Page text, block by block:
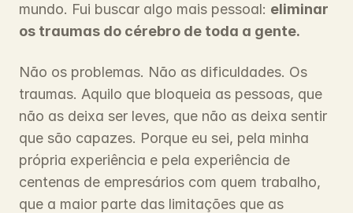
mundo. Fui buscar algo mais pessoal: eliminar
os traumas do cérebro de toda a gente.
Não os problemas. Não as dificuldades. Os
traumas. Aquilo que bloqueia as pessoas, que
não as deixa ser leves, que não as deixa sentir
que são capazes. Porque eu sei, pela minha
própria experiência e pela experiência de
centenas de empresários com quem trabalho,
que a maior parte das limitações que as